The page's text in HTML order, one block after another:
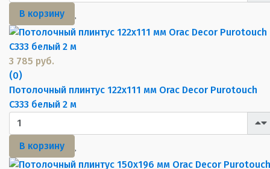
В корзину
3 785 руб.
(0)
Потолочный плинтус 122х111 мм Orac Decor Purotouch
C333 белый 2 м
В корзину